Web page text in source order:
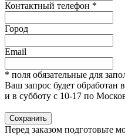
Контактный телефон *
Город
Email
* поля обязательные для
Ваш запрос будет обработан
и в субботу с 10-17 по
Перед заказом подготовьте